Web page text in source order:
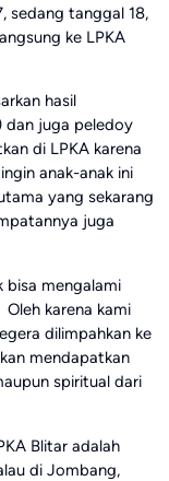
sedang tanggal 18,
ke LPKA
hasil
dan juga peledoy
di LPKA karena
anak-anak ini
yang sekarang
juga
bisa mengalami
karena kami
dilimpahkan ke
mendapatkan
spiritual dari
Blitar adalah
di Jombang,